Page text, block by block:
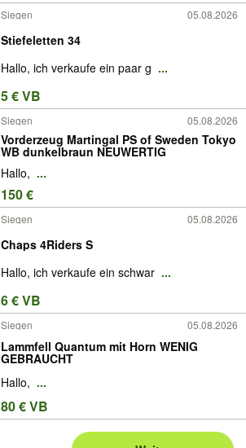
Siegen 05.08.2026
Stiefeletten 34
Hallo, ich verkaufe ein paar g ...
5 € VB
Siegen 05.08.2026
Vorderzeug Martingal PS of Sweden Tokyo
WB dunkelbraun NEUWERTIG
Hallo, ...
150 €
Siegen 05.08.2026
Chaps 4Riders S
Hallo, ich verkaufe ein schwar ...
6 € VB
Siegen 05.08.2026
Lammfell Quantum mit Horn WENIG
GEBRAUCHT
Hallo, ...
80 € VB